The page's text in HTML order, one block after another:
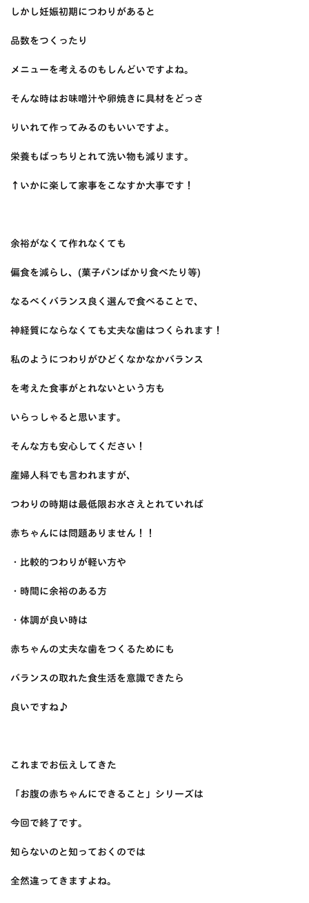
しかし妊娠初期につわりがあると
品数をつくったり
メニューを考えるのもしんどいですよね。
そんな時はお味噌汁や卵焼きに具材をどっさ
りいれて作ってみるのもいいですよ。
栄養もばっちりとれて洗い物も減ります。
↑いかに楽して家事をこなすか大事です！
余裕がなくて作れなくても
偏食を減らし、(菓子パンばかり食べたり等)
なるべくバランス良く選んで食べることで、
神経質にならなくても丈夫な歯はつくられます！
私のようにつわりがひどくなかなかバランス
を考えた食事がとれないという方も
いらっしゃると思います。
そんな方も安心してください！
産婦人科でも言われますが、
つわりの時期は最低限お水さえとれていれば
赤ちゃんには問題ありません！！
・比較的つわりが軽い方や
・時間に余裕のある方
・体調が良い時は
赤ちゃんの丈夫な歯をつくるためにも
バランスの取れた食生活を意識できたら
良いですね♪
これまでお伝えしてきた
「お腹の赤ちゃんにできること」シリーズは
今回で終了です。
知らないのと知っておくのでは
全然違ってきますよね。